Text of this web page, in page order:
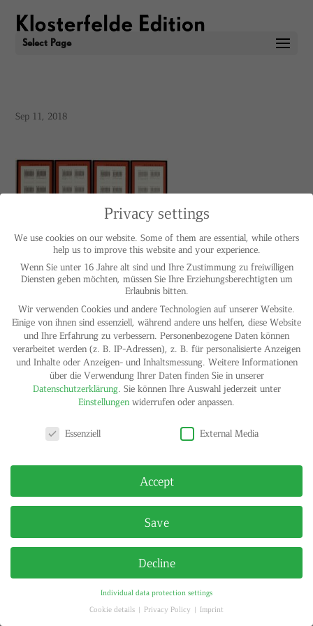
Select Page
Sep 11, 2018
IMPRINT
PRIVACY POLICY
Privacy settings
We use cookies on our website. Some of them are essential, while others
help us to improve this website and your experience.
Wenn Sie unter 16 Jahre alt sind und Ihre Zustimmung zu freiwilligen
Diensten geben möchten, müssen Sie Ihre Erziehungsberechtigten um
Erlaubnis bitten.
Wir verwenden Cookies und andere Technologien auf unserer Website.
Einige von ihnen sind essenziell, während andere uns helfen, diese Website
und Ihre Erfahrung zu verbessern. Personenbezogene Daten können
verarbeitet werden (z. B. IP-Adressen), z. B. für personalisierte Anzeigen
und Inhalte oder Anzeigen- und Inhaltsmessung. Weitere Informationen
über die Verwendung Ihrer Daten finden Sie in unserer
Datenschutzerklärung. Sie können Ihre Auswahl jederzeit unter
Einstellungen widerrufen oder anpassen.
Essenziell
External Media
Accept
Save
Decline
Individual data protection settings
Cookie details
Privacy Policy Imprint